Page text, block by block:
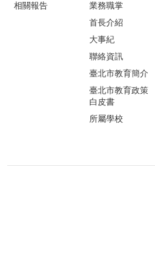
相關報告
業務職掌
首長介紹
大事紀
聯絡資訊
臺北市教育簡介
臺北市教育政策
白皮書
所屬學校